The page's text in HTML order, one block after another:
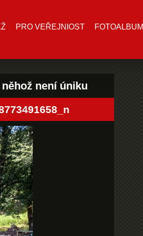
PRO VEŘEJNIOST FOTOALBUM
není úniku